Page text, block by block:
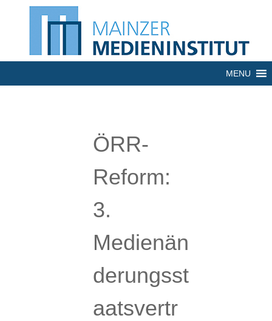
MENU
ÖRR-
Reform:
3.
Medienän
derungsst
aatsvertr